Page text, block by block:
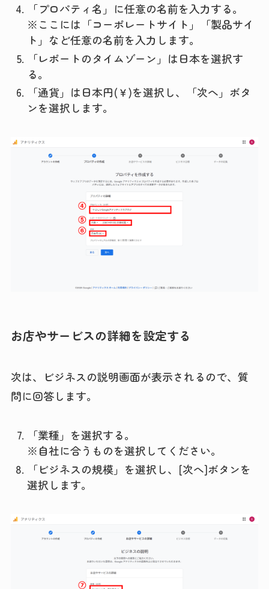
「プロパティ名」に任意の名前を入力する。
※ここには「コーポレートサイト」「製品サイ
ト」など任意の名前を入力します。
「レポートのタイムゾーン」は日本を選択す
る。
「通貨」は日本円(￥)を選択し、「次へ」ボタ
ンを選択します。
お店やサービスの詳細を設定する
次は、ビジネスの説明画面が表示されるので、質
問に回答します。
「業種」を選択する。
※自社に合うものを選択してください。
「ビジネスの規模」を選択し、[次へ]ボタンを
選択します。